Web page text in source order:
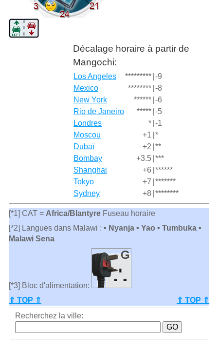
Décalage horaire à partir de
Mangochi:
Los Angeles ********* -9
Mexico
******** -8
New York
****** -6
Rio de Janeiro
***** -5
Londres
* -1
Moscou
+1 *
Dubaï
+2 **
Bombay
+3.5 ***
Shanghai
+6 ******
Tokyo
+7 *******
Sydney
+8 ********
[*1] CAT = Africa/BlantyreFuseau horaire
[*2] Langues dans Malawi : • Nyanja • Yao • Tumbuka •
Malawi Sena
[*3] Bloc d'alimentation:
⇑ TOP ⇑
⇑ TOP ⇑
Recherchez la ville: